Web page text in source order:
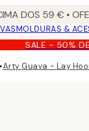
DOS 59 € •
MOLDURAS &
SALE - 50%
Arty Guava - Lay